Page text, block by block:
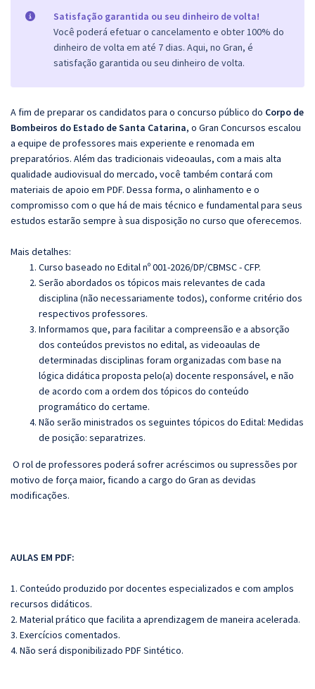
Satisfação garantida ou seu dinheiro de volta!
Você poderá efetuar o cancelamento e obter 100% do
dinheiro de volta em até 7 dias. Aqui, no Gran, é
satisfação garantida ou seu dinheiro de volta.
A fim de preparar os candidatos para o concurso público do Corpo de
Bombeiros do Estado de Santa Catarina, o Gran Concursos escalou
a equipe de professores mais experiente e renomada em
preparatórios. Além das tradicionais videoaulas, com a mais alta
qualidade audiovisual do mercado, você também contará com
materiais de apoio em PDF. Dessa forma, o alinhamento e o
compromisso com o que há de mais técnico e fundamental para seus
estudos estarão sempre à sua disposição no curso que oferecemos.
Mais detalhes:
Curso baseado no Edital nº 001-2026/DP/CBMSC - CFP.
Serão abordados os tópicos mais relevantes de cada
disciplina (não necessariamente todos), conforme critério dos
respectivos professores.
Informamos que, para facilitar a compreensão e a absorção
dos conteúdos previstos no edital, as videoaulas de
determinadas disciplinas foram organizadas com base na
lógica didática proposta pelo(a) docente responsável, e não
de acordo com a ordem dos tópicos do conteúdo
programático do certame.
Não serão ministrados os seguintes tópicos do Edital: Medidas
de posição: separatrizes.
O rol de professores poderá sofrer acréscimos ou supressões por
motivo de força maior, ficando a cargo do Gran as devidas
modificações.
AULAS EM PDF:
1. Conteúdo produzido por docentes especializados e com amplos
recursos didáticos.
2. Material prático que facilita a aprendizagem de maneira acelerada.
3. Exercícios comentados.
4. Não será disponibilizado PDF Sintético.